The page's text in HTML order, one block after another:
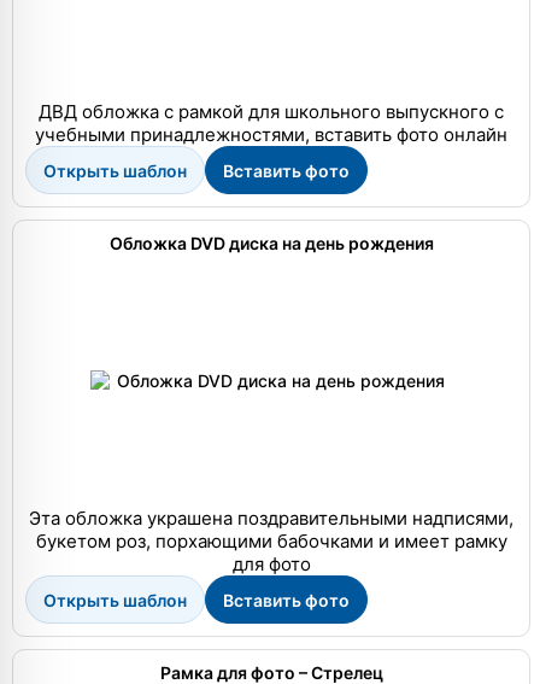
ДВД обложка с рамкой для школьного выпускного с
учебными принадлежностями, вставить фото онлайн
Открыть шаблон Вставить фото
Обложка DVD диска на день рождения
Эта обложка украшена поздравительными надписями,
букетом роз, порхающими бабочками и имеет рамку
для фото
Открыть шаблон Вставить фото
Рамка для фото – Стрелец